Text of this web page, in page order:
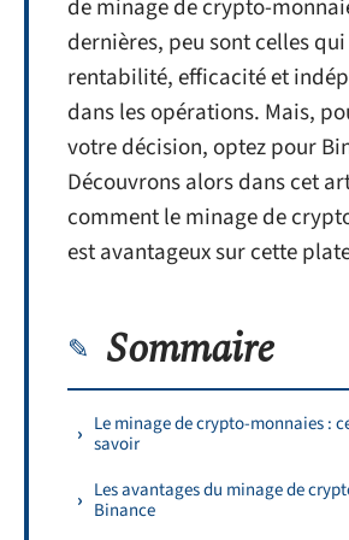
de minage de crypto-
dernières, peu sont celles
rentabilité, efficacité et
dans les opérations. Mais,
votre décision, optez pour
Découvrons alors dans cet
comment le minage de
est avantageux sur cette
Sommaire
Le minage de crypto-monnaies :
savoir
Les avantages du minage de
Binance